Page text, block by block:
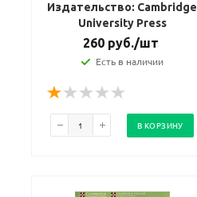
Издательство: Cambridge
University Press
260руб./шт
Есть в наличии
В КОРЗИНУ